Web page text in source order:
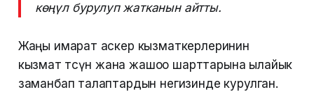
көңүл бурулуп жатканын айтты.
Жаңы имарат аскер кызматкерлеринин
кызмат өтөөсүнө жана жашоо шарттарына ылайык
заманбап талаптардын негизинде курулган.